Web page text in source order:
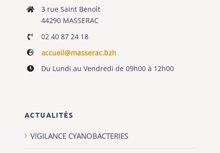
3 rue Saint Benoît
44290 MASSERAC
02 40 87 24 18
accueil@masserac.bzh
Du Lundi au Vendredi de 09h00 à 12h00
ACTUALITÉS
VIGILANCE CYANOBACTERIES